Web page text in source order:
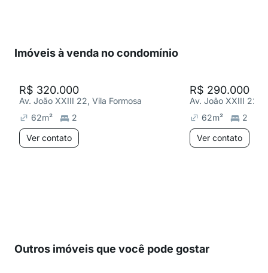
Imóveis à venda no condomínio
R$ 320.000
Av. João XXIII 22, Vila Formosa
62m²
2
Ver contato
R$ 290.000
Av. João XXIII 22,
62m²
2
Ver contato
Outros imóveis que você pode gostar